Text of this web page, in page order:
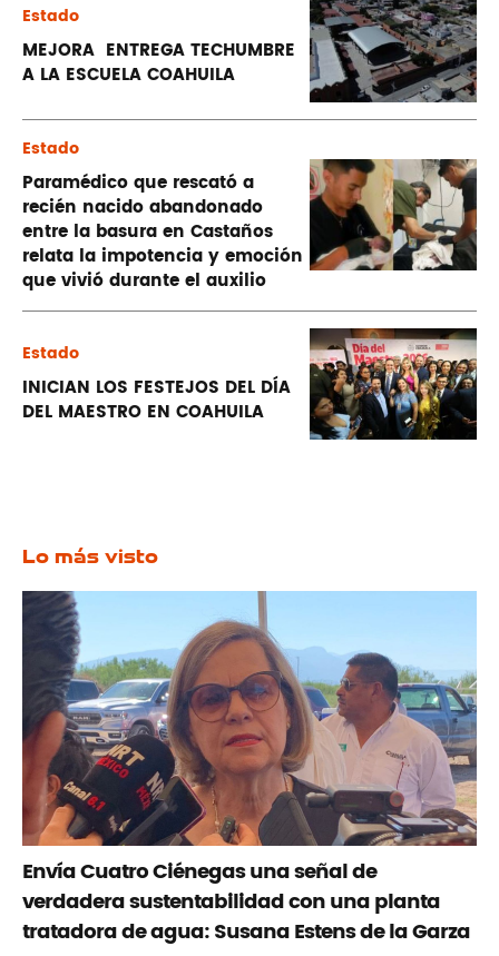
Estado
MEJORA ENTREGA TECHUMBRE
A LA ESCUELA COAHUILA
Estado
Paramédico que rescató a
recién nacido abandonado
entre la basura en Castaños
relata la impotencia y emoción
que vivió durante el auxilio
Estado
INICIAN LOS FESTEJOS DEL DÍA
DEL MAESTRO EN COAHUILA
Lo más visto
Envía Cuatro Ciénegas una señal de
verdadera sustentabilidad con una planta
tratadora de agua: Susana Estens de la Garza